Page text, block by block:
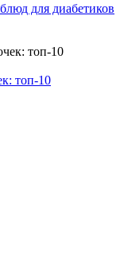
для диабетиков
топ-10